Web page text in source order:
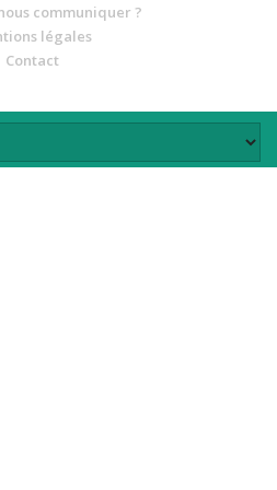
communiquer ?
légales
Contact